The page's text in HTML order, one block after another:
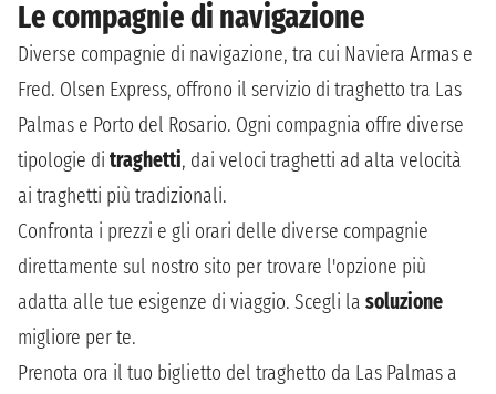
Le compagnie di navigazione
Diverse compagnie di navigazione, tra cui Naviera Armas e
Fred. Olsen Express, offrono il servizio di traghetto tra Las
Palmas e Porto del Rosario. Ogni compagnia offre diverse
tipologie di traghetti, dai veloci traghetti ad alta velocità
ai traghetti più tradizionali.
Confronta i prezzi e gli orari delle diverse compagnie
direttamente sul nostro sito per trovare l'opzione più
adatta alle tue esigenze di viaggio. Scegli la soluzione
migliore per te.
Prenota ora il tuo biglietto del traghetto da Las Palmas a